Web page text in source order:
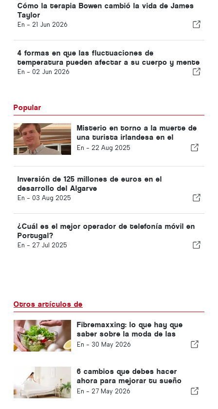
Cómo la terapia Bowen cambió la vida de James
Taylor
En - 21 Jun 2026
4 formas en que las fluctuaciones de
temperatura pueden afectar a su cuerpo y mente
En - 02 Jun 2026
Popular
Misterio en torno a la muerte de
una turista irlandesa en el
Algarve
En - 22 Aug 2025
Inversión de 125 millones de euros en el
desarrollo del Algarve
En - 03 Aug 2025
¿Cuál es el mejor operador de telefonía móvil en
Portugal?
En - 27 Jul 2025
Otros artículos de
Fibremaxxing: lo que hay que
saber sobre la moda de las
dietas ricas en fibra
En - 30 May 2026
6 cambios que debes hacer
ahora para mejorar tu sueño
cuando haga calor
En - 27 May 2026